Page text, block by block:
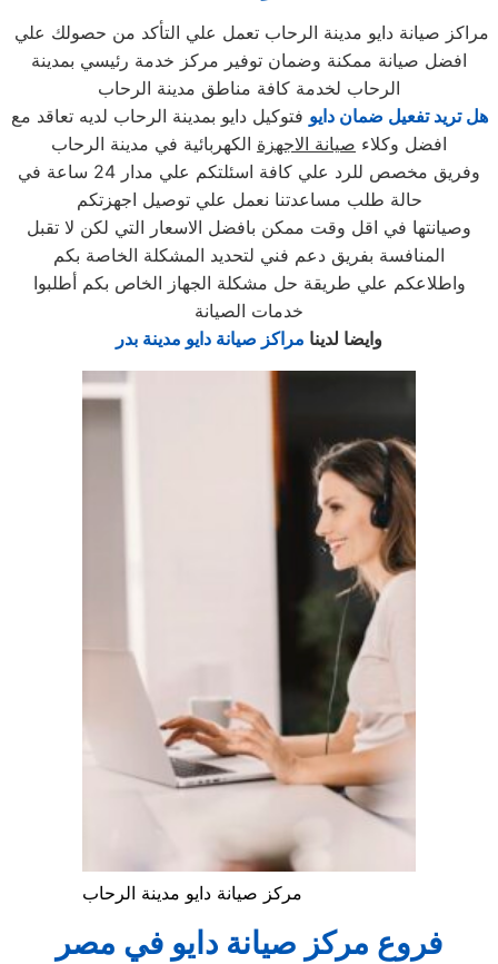
افضل صيانة ممكنة وضمان توفير مركز خدمة رئيسي بمدينة
الرحاب لخدمة كافة مناطق مدينة الرحاب
هل تريد تفعيل ضمان دايو فتوكيل دايو بمدينة الرحاب لديه تعاقد مع
افضل وكلاء صيانة الاجهزة الكهربائية في مدينة الرحاب
وفريق مخصص للرد علي كافة اسئلتكم علي مدار 24 ساعة في
حالة طلب مساعدتنا نعمل علي توصيل اجهزتكم
وصيانتها في اقل وقت ممكن بافضل الاسعار التي لكن لا تقبل
المنافسة بفريق دعم فني لتحديد المشكلة الخاصة بكم
واطلاعكم علي طريقة حل مشكلة الجهاز الخاص بكم أطلبوا
خدمات الصيانة
وايضا لدينا مراكز صيانة دايو مدينة بدر
مركز صيانة دايو مدينة الرحاب
فروع مركز صيانة دايو في مصر